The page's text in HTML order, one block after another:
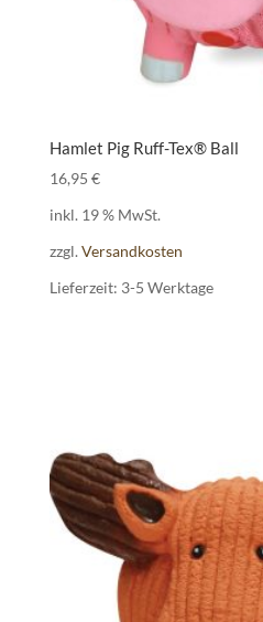
Hamlet Pig Ruff-Tex® Ball
16,95 €
inkl. 19 % MwSt.
zzgl. Versandkosten
Lieferzeit: 3-5 Werktage